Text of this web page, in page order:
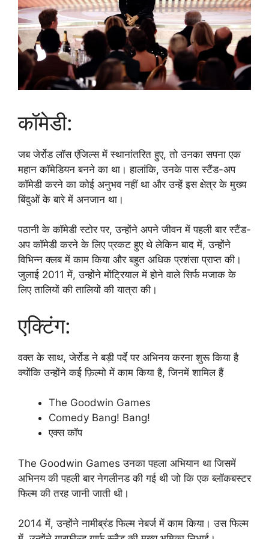
कॉमेडी:
जब जेर्रोड लॉस एंजिल्स में स्थानांतरित हुए, तो उनका सपना एक
महान कॉमेडियन बनने का था। हालांकि, उनके पास स्टैंड-अप
कॉमेडी करने का कोई अनुभव नहीं था और उन्हें इस क्षेत्र के मुख्य
बिंदुओं के बारे में अनजान था।
पठानी के कॉमेडी स्टोर पर, उन्होंने अपने जीवन में पहली बार स्टैंड-
अप कॉमेडी करने के लिए प्रकट हुए थे लेकिन बाद में, उन्होंने
विभिन्न क्लब में काम किया और बहुत अधिक प्रशंसा प्राप्त की।
जुलाई 2011 में, उन्होंने मोंट्रियाल में होने वाले सिर्फ मजाक के
लिए तालियों की तालियों की यात्रा की।
एक्टिंग:
वक्त के साथ, जेर्रोड ने बड़ी पर्दे पर अभिनय करना शुरू किया है
क्योंकि उन्होंने कई फ़िल्मो में काम किया है, जिनमें शामिल हैं
The Goodwin Games
Comedy Bang! Bang!
एक्स कॉप
The Goodwin Games उनका पहला अभियान था जिसमें
अभिनय की पहली बार नेगलीनड की गई थी जो कि एक ब्लॉकबस्टर
फिल्म की तरह जानी जाती थी।
2014 में, उन्होंने नामीब्रंड फिल्म नेबर्ज में काम किया। उस फिल्म